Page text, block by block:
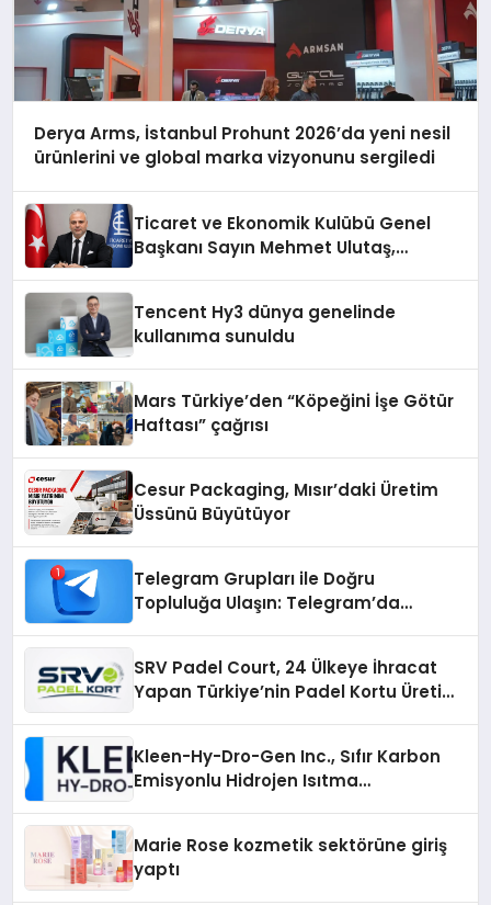
Derya Arms, İstanbul Prohunt 2026’da yeni nesil
ürünlerini ve global marka vizyonunu sergiledi
Ticaret ve Ekonomik Kulübü Genel
Başkanı Sayın Mehmet Ulutaş,
Tencent Hy3 dünya genelinde
kullanıma sunuldu
Mars Türkiye’den “Köpeğini İşe Götür
Haftası” çağrısı
Cesur Packaging, Mısır’daki Üretim
Üssünü Büyütüyor
Telegram Grupları ile Doğru
Topluluğa Ulaşın: Telegram’da
SRV Padel Court, 24 Ülkeye İhracat
Yapan Türkiye’nin Padel Kortu Üretim
Kleen-Hy-Dro-Gen Inc., Sıfır Karbon
Emisyonlu Hidrojen Isıtma
Marie Rose kozmetik sektörüne giriş
yaptı